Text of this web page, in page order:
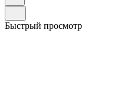
Быстрый просмотр